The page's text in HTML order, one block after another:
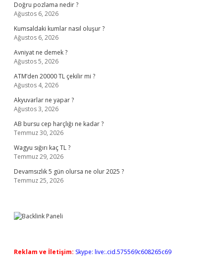
Doğru pozlama nedir ?
Ağustos 6, 2026
Kumsaldaki kumlar nasıl oluşur ?
Ağustos 6, 2026
Avniyat ne demek ?
Ağustos 5, 2026
ATM’den 20000 TL çekilir mi ?
Ağustos 4, 2026
Akyuvarlar ne yapar ?
Ağustos 3, 2026
AB bursu cep harçlığı ne kadar ?
Temmuz 30, 2026
Wagyu sığırı kaç TL ?
Temmuz 29, 2026
Devamsızlık 5 gün olursa ne olur 2025 ?
Temmuz 25, 2026
Reklam ve İletişim: Skype: live:.cid.575569c608265c69